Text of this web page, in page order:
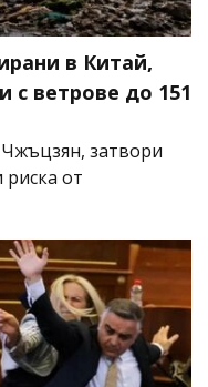
в Китай,
ветрове до 151
затвори
от